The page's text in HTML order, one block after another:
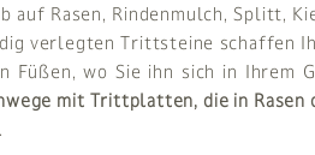
auf Rasen, Rindenmulch, Splitt,
verlegten Trittsteine schaffen
Füßen, wo Sie ihn sich in Ihrem
mit Trittplatten, die in Rasen